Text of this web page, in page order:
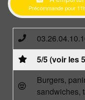
Précommande pour
5/5 (voir les
Burgers,
sandwiches,